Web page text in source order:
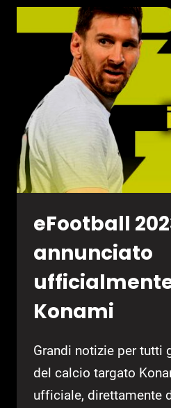
eFootball
annunciato
Konami
Grandi notizie per tutti
del calcio targato
ufficiale, direttamente